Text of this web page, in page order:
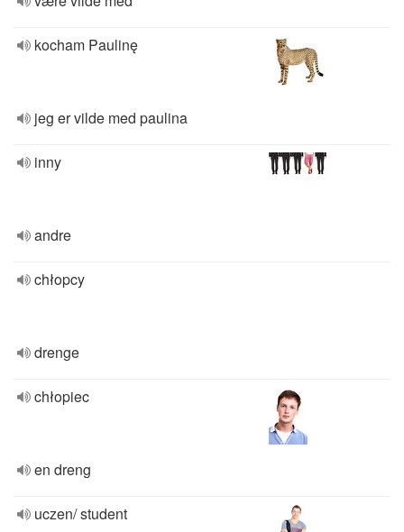
kocham Paulinę
jeg er vilde med paulina
inny
andre
chłopcy
drenge
chłopiec
en dreng
uczen/ student